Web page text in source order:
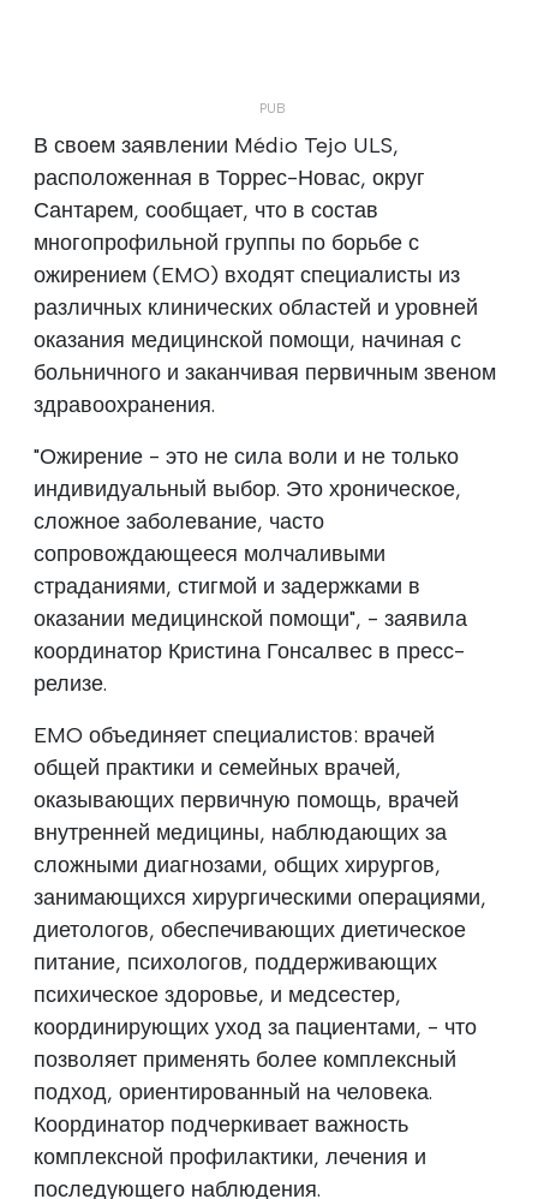
В своем заявлении Médio Tejo ULS,
расположенная в Торрес-Новас, округ
Сантарем, сообщает, что в состав
многопрофильной группы по борьбе с
ожирением (EMO) входят специалисты из
различных клинических областей и уровней
оказания медицинской помощи, начиная с
больничного и заканчивая первичным звеном
здравоохранения.
"Ожирение - это не сила воли и не только
индивидуальный выбор. Это хроническое,
сложное заболевание, часто
сопровождающееся молчаливыми
страданиями, стигмой и задержками в
оказании медицинской помощи", - заявила
координатор Кристина Гонсалвес в пресс-
релизе.
EMO объединяет специалистов: врачей
общей практики и семейных врачей,
оказывающих первичную помощь, врачей
внутренней медицины, наблюдающих за
сложными диагнозами, общих хирургов,
занимающихся хирургическими операциями,
диетологов, обеспечивающих диетическое
питание, психологов, поддерживающих
психическое здоровье, и медсестер,
координирующих уход за пациентами, - что
позволяет применять более комплексный
подход, ориентированный на человека.
Координатор подчеркивает важность
комплексной профилактики, лечения и
последующего наблюдения.